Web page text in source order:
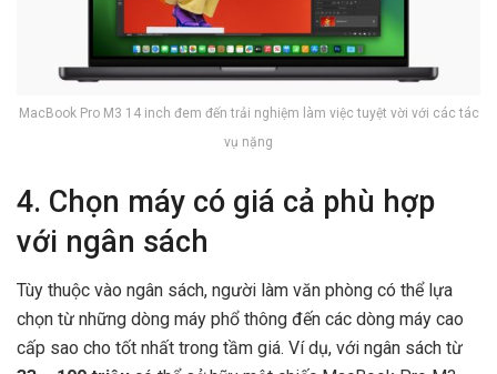
MacBook Pro M3 14 inch đem đến trải nghiệm làm việc tuyệt vời với các tác
vụ nặng
4. Chọn máy có giá cả phù hợp
với ngân sách
Tùy thuộc vào ngân sách, người làm văn phòng có thể lựa
chọn từ những dòng máy phổ thông đến các dòng máy cao
cấp sao cho tốt nhất trong tầm giá. Ví dụ, với ngân sách từ